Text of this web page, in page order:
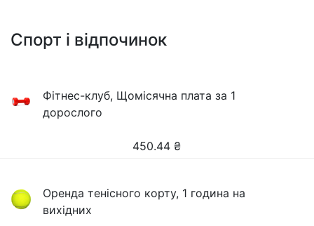
Спорт і відпочинок
Фітнес-клуб, Щомісячна плата за 1
дорослого
450.44 ₴
Оренда тенісного корту, 1 година на
вихідних